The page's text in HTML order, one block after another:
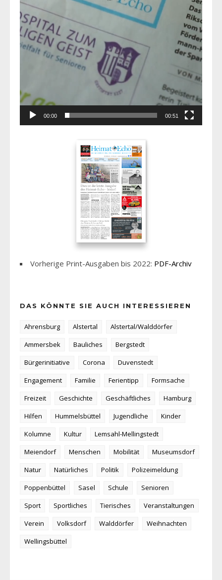
00:00 00:51
Vorherige Print-Ausgaben bis 2022: PDF-Archiv
DAS KÖNNTE SIE AUCH INTERESSIEREN
Ahrensburg Alstertal
Alstertal/Walddörfer
Ammersbek
Bauliches
Bergstedt
Bürgerinitiative
Corona
Duvenstedt
Engagement
Familie Ferientipp
Formsache
Freizeit
Geschichte Geschäftliches
Hamburg
Hilfen
Hummelsbüttel Jugendliche
Kinder
Kolumne
Kultur
Lemsahl-Mellingstedt
Meiendorf
Menschen Mobilität
Museumsdorf
Natur
Natürliches Politik
Polizeimeldung
Poppenbüttel
Sasel Schule
Senioren
Sport
Sportliches Tierisches
Veranstaltungen
Verein
Volksdorf Walddörfer
Weihnachten
Wellingsbüttel